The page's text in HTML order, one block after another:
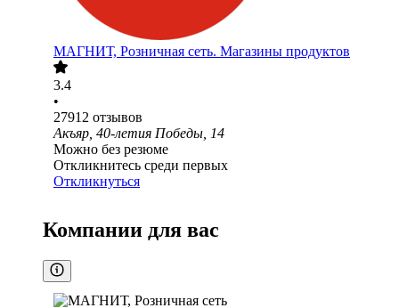
МАГНИТ, Розничная сеть. Магазины продуктов
3.4
•
27912 отзывов
Акъяр, 40-летия Победы, 14
Можно без резюме
Откликнитесь среди первых
Откликнуться
Компании для вас